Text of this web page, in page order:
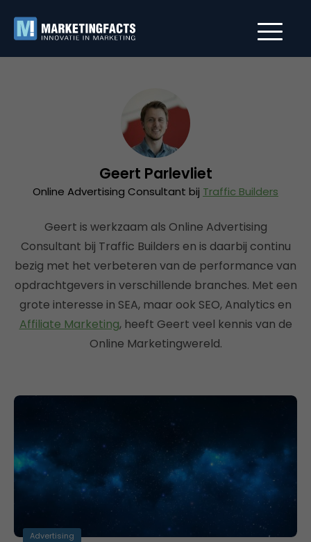
Geert Parlevliet
Online Advertising Consultant bij Traffic Builders
Geert is werkzaam als Online Advertising
Consultant bij Traffic Builders en is daarbij continu
bezig met het verbeteren van de performance van
opdrachtgevers in verschillende branches. Met een
grote interesse in SEA, maar ook SEO, Analytics en
Affiliate Marketing, heeft Geert veel kennis van de
Online Marketingwereld.
Advertising